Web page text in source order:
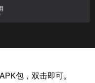
包，双击即可。